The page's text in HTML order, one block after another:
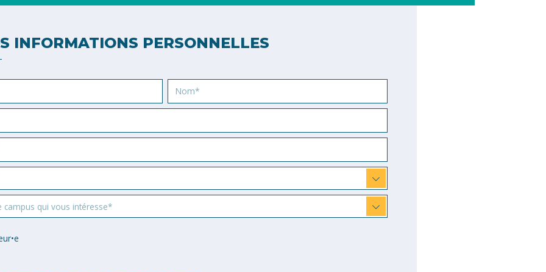
INFORMATIONS PERSONNELLES
Nom
campus qui vous intéresse*